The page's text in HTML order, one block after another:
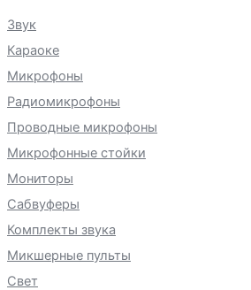
Звук
Караоке
Микрофоны
Радиомикрофоны
Проводные микрофоны
Микрофонные стойки
Мониторы
Сабвуферы
Комплекты звука
Микшерные пульты
Свет